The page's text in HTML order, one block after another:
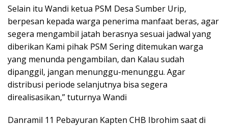
Selain itu Wandi ketua PSM Desa Sumber Urip,
berpesan kepada warga penerima manfaat beras, agar
segera mengambil jatah berasnya sesuai jadwal yang
diberikan Kami pihak PSM Sering ditemukan warga
yang menunda pengambilan, dan Kalau sudah
dipanggil, jangan menunggu-menunggu. Agar
distribusi periode selanjutnya bisa segera
direalisasikan,” tuturnya Wandi
Danramil 11 Pebayuran Kapten CHB Ibrohim saat di